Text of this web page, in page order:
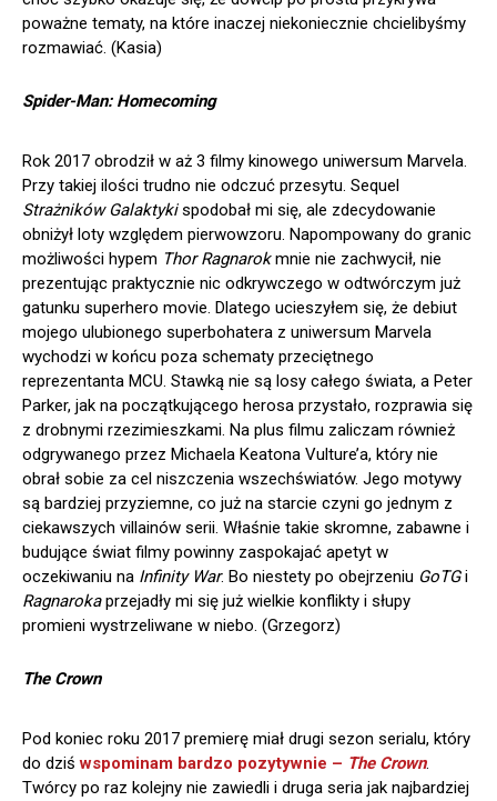
poważne tematy, na które inaczej niekoniecznie chcielibyśmy
rozmawiać. (Kasia)
Spider-Man: Homecoming
Rok 2017 obrodził w aż 3 filmy kinowego uniwersum Marvela.
Przy takiej ilości trudno nie odczuć przesytu. Sequel
Strażników Galaktykispodobał mi się, ale zdecydowanie
obniżył loty względem pierwowzoru. Napompowany do granic
możliwości hypem Thor Ragnarokmnie nie zachwycił, nie
prezentując praktycznie nic odkrywczego w odtwórczym już
gatunku superhero movie. Dlatego ucieszyłem się, że debiut
mojego ulubionego superbohatera z uniwersum Marvela
wychodzi w końcu poza schematy przeciętnego
reprezentanta MCU. Stawką nie są losy całego świata, a Peter
Parker, jak na początkującego herosa przystało, rozprawia się
z drobnymi rzezimieszkami. Na plus filmu zaliczam również
odgrywanego przez Michaela Keatona Vulture’a, który nie
obrał sobie za cel niszczenia wszechświatów. Jego motywy
są bardziej przyziemne, co już na starcie czyni go jednym z
ciekawszych villainów serii. Właśnie takie skromne, zabawne i
budujące świat filmy powinny zaspokajać apetyt w
oczekiwaniu na Infinity War. Bo niestety po obejrzeniu GoTGi
Ragnarokaprzejadły mi się już wielkie konflikty i słupy
promieni wystrzeliwane w niebo. (Grzegorz)
The Crown
Pod koniec roku 2017 premierę miał drugi sezon serialu, który
do dziśwspominam bardzo pozytywnie – The Crown.
Twórcy po raz kolejny nie zawiedli i druga seria jak najbardziej